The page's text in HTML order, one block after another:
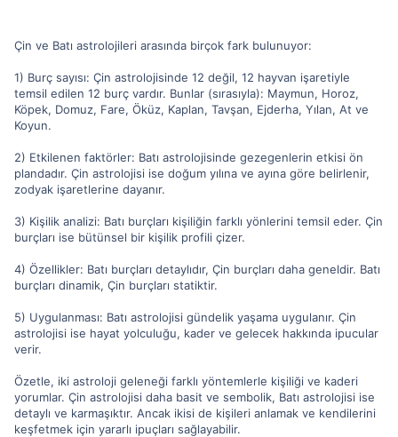
Çin ve Batı astrolojileri arasında birçok fark bulunuyor:
1) Burç sayısı: Çin astrolojisinde 12 değil, 12 hayvan işaretiyle
temsil edilen 12 burç vardır. Bunlar (sırasıyla): Maymun, Horoz,
Köpek, Domuz, Fare, Öküz, Kaplan, Tavşan, Ejderha, Yılan, At ve
Koyun.
2) Etkilenen faktörler: Batı astrolojisinde gezegenlerin etkisi ön
plandadır. Çin astrolojisi ise doğum yılına ve ayına göre belirlenir,
zodyak işaretlerine dayanır.
3) Kişilik analizi: Batı burçları kişiliğin farklı yönlerini temsil eder. Çin
burçları ise bütünsel bir kişilik profili çizer.
4) Özellikler: Batı burçları detaylıdır, Çin burçları daha geneldir. Batı
burçları dinamik, Çin burçları statiktir.
5) Uygulanması: Batı astrolojisi gündelik yaşama uygulanır. Çin
astrolojisi ise hayat yolculuğu, kader ve gelecek hakkında ipucular
verir.
Özetle, iki astroloji geleneği farklı yöntemlerle kişiliği ve kaderi
yorumlar. Çin astrolojisi daha basit ve sembolik, Batı astrolojisi ise
detaylı ve karmaşıktır. Ancak ikisi de kişileri anlamak ve kendilerini
keşfetmek için yararlı ipuçları sağlayabilir.